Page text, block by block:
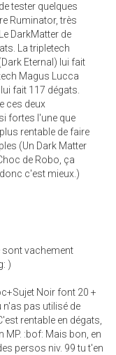
tester quelques
Ruminator, très
DarkMatter de
La tripletech
Eternal) lui fait
Magus Lucca
fait 117 dégats.
ces deux
fortes l'une que
rentable de faire
(Un Dark Matter
de Robo, ça
c'est mieux.)
sont vachement
)
Noir font 20 +
n'as pas utilisé de
rentable en dégats,
:bof: Mais bon, en
persos niv. 99 tu t'en